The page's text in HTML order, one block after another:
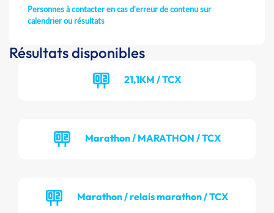
Personnes à contacter en cas d'erreur de contenu sur
calendrier ou résultats
Résultats disponibles
21,1KM / TCX
Marathon / MARATHON / TCX
Marathon / relais marathon / TCX